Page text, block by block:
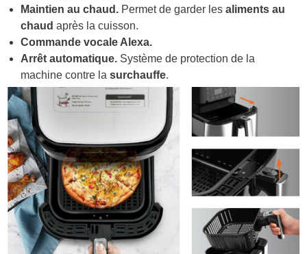
Maintien au chaud. Permet de garder les aliments au
chaudaprès la cuisson.
Commande vocale Alexa.
Arrêt automatique. Système de protection de la
machine contre lasurchauffe.